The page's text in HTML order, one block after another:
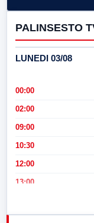
PALINSESTO
LUNEDI 03/08
00:00
02:00
09:00
10:30
12:00
13:00